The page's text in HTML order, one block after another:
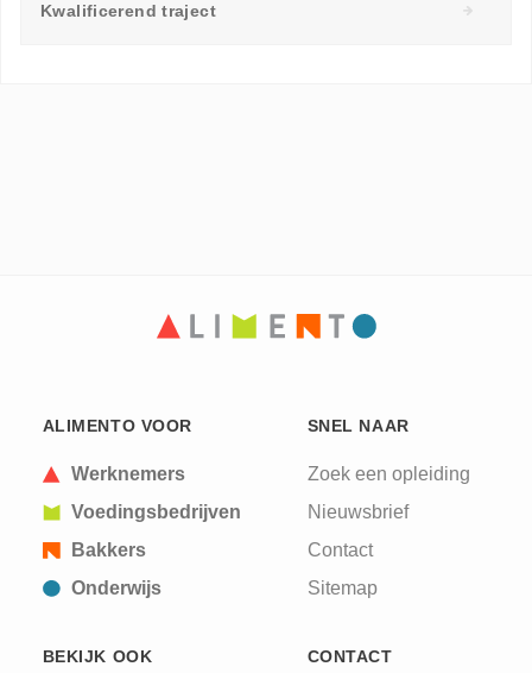
Kwalificerend traject
ALIMENTO VOOR
Werknemers
Voedingsbedrijven
Bakkers
Onderwijs
SNEL NAAR
Zoek een opleiding
Nieuwsbrief
Contact
Sitemap
BEKIJK OOK CONTACT